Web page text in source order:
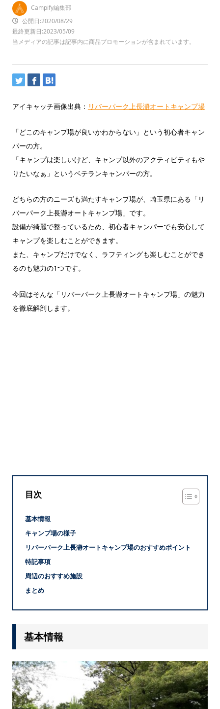
Campify編集部
公開日:2020/08/29
最終更新日:2023/05/09
当メディアの記事は記事内に商品プロモーションが含まれています。
アイキャッチ画像出典： リバーパーク上長瀞オートキャンプ場
「どこのキャンプ場が良いかわからない」という初心者キャン
パーの方。
「キャンプは楽しいけど、キャンプ以外のアクティビティもや
りたいなぁ」というベテランキャンパーの方。
どちらの方のニーズも満たすキャンプ場が、埼玉県にある「リ
バーパーク上長瀞オートキャンプ場」です。
設備が綺麗で整っているため、初心者キャンパーでも安心して
キャンプを楽しむことができます。
また、キャンプだけでなく、ラフティングも楽しむことができ
るのも魅力の1つです。
今回はそんな「リバーパーク上長瀞オートキャンプ場」の魅力
を徹底解剖します。
目次
基本情報
キャンプ場の様子
リバーパーク上長瀞オートキャンプ場のおすすめポイント
特記事項
周辺のおすすめ施設
まとめ
基本情報